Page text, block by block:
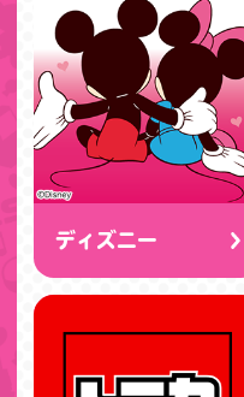
ディズニー